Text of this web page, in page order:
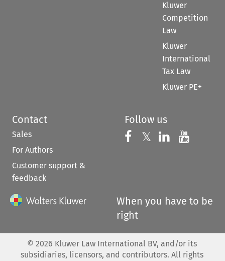
Kluwer
Competition
Law
Kluwer
International
Tax Law
Kluwer PE+
Contact
Sales
For Authors
Customer support &
feedback
Follow us
Follow us on
𝕏 Follow us on
Follow us
When you have to be
right
© 2026 Kluwer Law International BV, and/or its
subsidiaries, licensors, and contributors. All rights